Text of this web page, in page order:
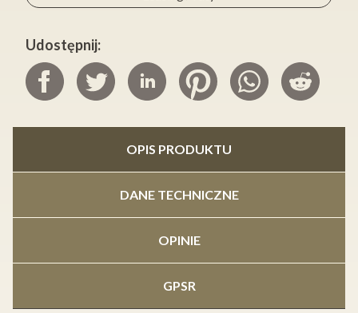
Udostępnij:
OPIS PRODUKTU
DANE TECHNICZNE
OPINIE
GPSR